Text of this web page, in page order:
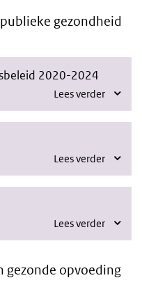
gezondheid
2020-2024
Lees verder
Lees verder
Lees verder
gezonde opvoeding